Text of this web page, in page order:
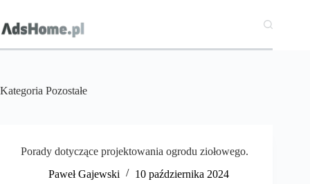
treści
Kategoria Pozostałe
Porady dotyczące projektowania ogrodu ziołowego.
Paweł Gajewski
10 października 2024